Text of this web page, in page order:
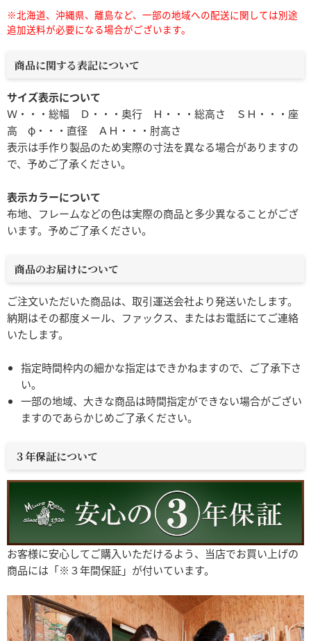
※北海道、沖縄県、離島など、一部の地域への配送に関しては別途
追加送料が必要になる場合がございます。
商品に関する表記について
サイズ表示について
Ｗ・・・総幅 Ｄ・・・奥行 Ｈ・・・総高さ ＳＨ・・・座
高 φ・・・直径 ＡＨ・・・肘高さ
表示は手作り製品のため実際の寸法を異なる場合がありますの
で、予めご了承ください。
表示カラーについて
布地、フレームなどの色は実際の商品と多少異なることがござ
います。予めご了承ください。
商品のお届けについて
ご注文いただいた商品は、取引運送会社より発送いたします。
納期はその都度メール、ファックス、またはお電話にてご連絡
いたします。
指定時間枠内の細かな指定はできかねますので、ご了承下さ
い。
一部の地域、大きな商品は時間指定ができない場合がござい
ますのであらかじめご了承ください。
３年保証について
お客様に安心してご購入いただけるよう、当店でお買い上げの
商品には「※３年間保証」が付いています。